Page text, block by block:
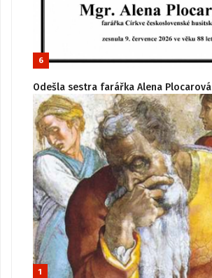
6
Odešla sestra farářka Alena Plocarová
1